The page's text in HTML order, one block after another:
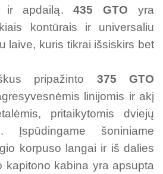
ir apdailą.435 GTO yra
kontūrais ir universaliu
laive, kuris tikrai išsiskirs bet
pripažinto 375 GTO
linijomis ir akį
pritaikytomis dviejų
Įspūdingame šoniniame
korpuso langai ir iš dalies
kapitono kabina yra apsupta